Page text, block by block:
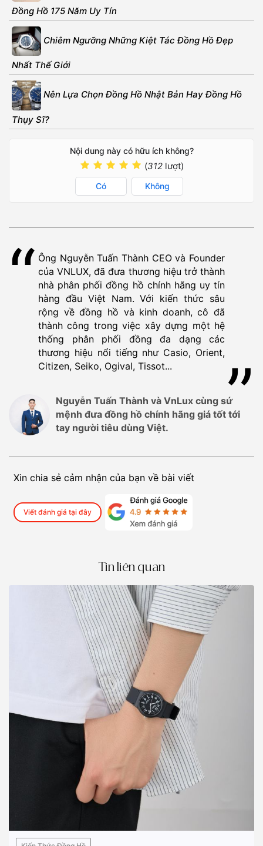
Đồng Hồ 175 Năm Uy Tín
Chiêm Ngưỡng Những Kiệt Tác Đồng Hồ Đẹp
Nhất Thế Giới
Nên Lựa Chọn Đồng Hồ Nhật Bản Hay Đồng Hồ
Thụy Sĩ?
Nội dung này có hữu ích không?
(312lượt)
Có Không
Ông Nguyễn Tuấn Thành CEO và Founder
của VNLUX, đã đưa thương hiệu trở thành
nhà phân phối đồng hồ chính hãng uy tín
hàng đầu Việt Nam. Với kiến thức sâu
rộng về đồng hồ và kinh doanh, cô đã
thành công trong việc xây dựng một hệ
thống phân phối đồng đa dạng các
thương hiệu nổi tiếng như Casio, Orient,
Citizen, Seiko, Ogival, Tissot...
Nguyễn Tuấn Thành và VnLux cùng sứ
mệnh đưa đồng hồ chính hãng giá tốt tới
tay người tiêu dùng Việt.
Xin chia sẻ cảm nhận của bạn về bài viết
Viết đánh giá tại đây
Tin liên quan